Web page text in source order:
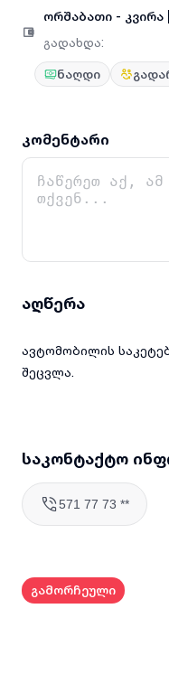
ორშაბათი - კვირა
გადახდა:
ნაღდი
კომენტარი
აღწერა
ავტომობილის
შეცვლა.
საკონტაქტო
571 77 73 **
გამორჩეული